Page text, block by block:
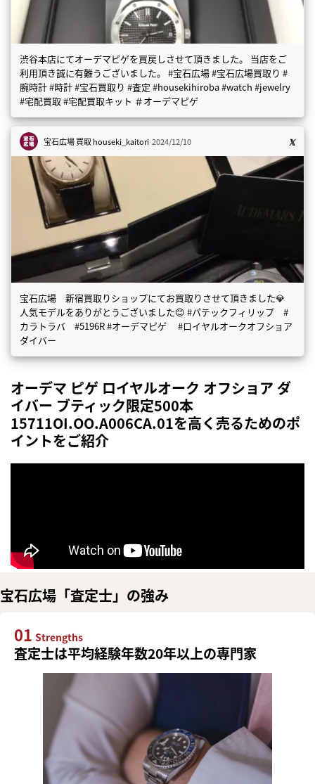
渋谷本店にてオーデマピゲを買戻しさせて頂きました。 当店をご
利用頂き誠に有難うございました。 #宝石広場 #宝石広場買取り #
腕時計 #時計 #宝石買取り #査定 #housekihiroba #watch #jewelry
#宅配買取 #宅配買取キット ＃オーデマピゲ
宝石広場 買取houseki_kaitori 2024/12/10
宝石広場 新宿買取りショップにてお買取りさせて頂きました💎
人気モデルをありがとうございました😊 #パテックフィリップ #
カラトラバ #5196R #オーデマピゲ #ロイヤルオークオフショア
ダイバー
オーデマ ピゲ ロイヤルオーク オフショア ダ
イバー ブティック限定500本
15711OI.OO.A006CA.01を高く売るためのポ
イントをご紹介
宝石広場「査定士」の強み
01 Strengths
査定士は平均経験年数20年以上の専門家